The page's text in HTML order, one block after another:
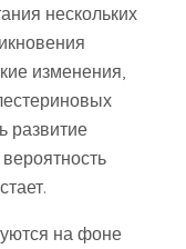
нескольких
изменения,
развитие
на фоне